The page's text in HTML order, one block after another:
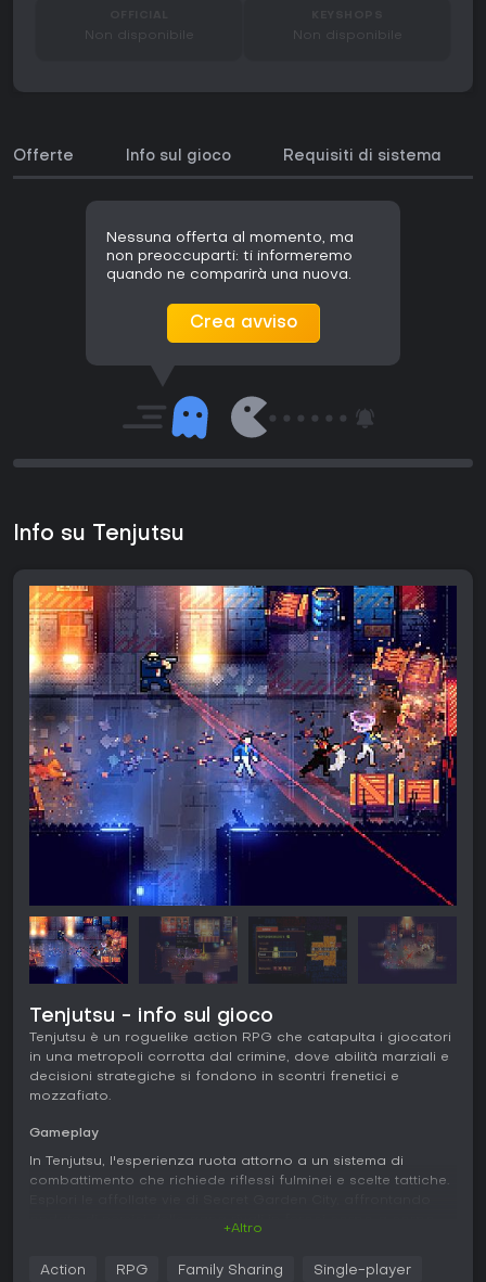
Non disponibile Non disponibile
Offerte Info sul gioco Requisiti di sistema
Nessuna offerta al momento, ma
non preoccuparti: ti informeremo
quando ne comparirà una nuova.
Crea avviso
Info su Tenjutsu
Tenjutsu - info sul gioco
Tenjutsu è un roguelike action RPG che catapulta i giocatori
in una metropoli corrotta dal crimine, dove abilità marziali e
decisioni strategiche si fondono in scontri frenetici e
mozzafiato.
Gameplay
In Tenjutsu, l'esperienza ruota attorno a un sistema di
combattimento che richiede riflessi fulminei e scelte tattiche.
incontri. Il combattimento è fluido, con combo di pugni, calci
+Altro
Action RPG Family Sharing Single-player